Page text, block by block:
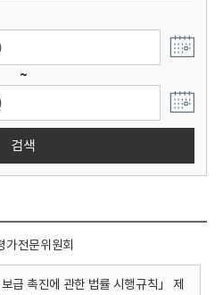
~
검색
가전문위원회
급 촉진에 관한 법률 시행규칙」 제